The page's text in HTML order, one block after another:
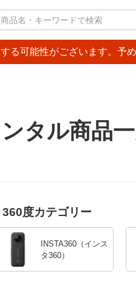
る可能性がございます。予め
タル商品
度カテゴリー
INSTA360（インス
タ360）